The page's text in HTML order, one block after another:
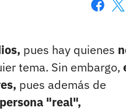
pues hay quienes
tema. Sin embargo,
pues además de
"real",